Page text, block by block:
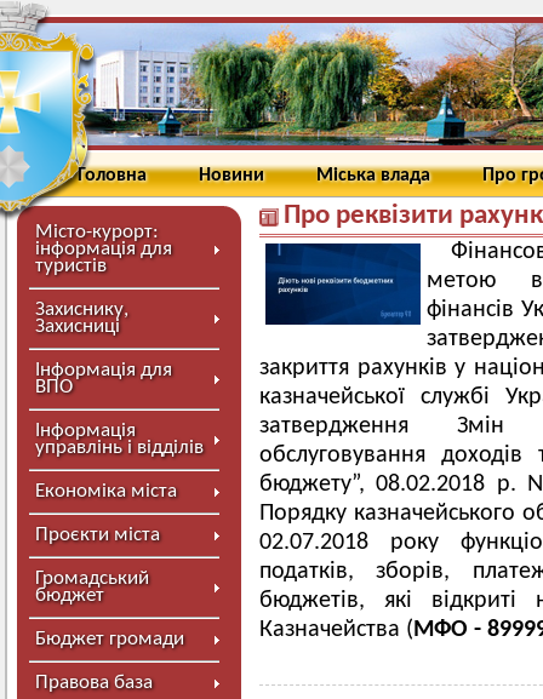
Головна Новини Міська влада Про
Місто-курорт:
інформація для
туристів
Захиснику,
Захисниці
Інформація для
ВПО
Інформація
управлінь і відділів
Економіка міста
Проєкти міста
Громадський
бюджет
Бюджет громади
Правова база
Про реквізити
метою
фінансів
закриття рахунків у
казначейської службі
затвердження Змін
обслуговування
бюджету”, 08.02.2018 р.
Порядку казначейського
02.07.2018 року
податків, зборів,
бюджетів, які відкриті
Казначейства (МФО -